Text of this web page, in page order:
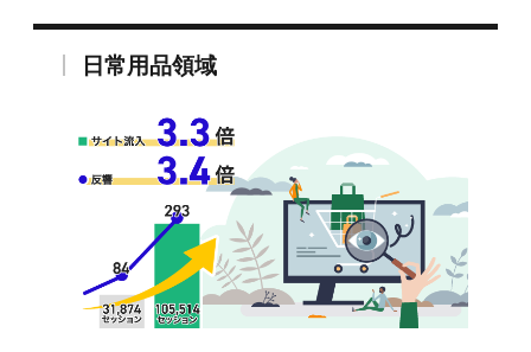
日常用品領域